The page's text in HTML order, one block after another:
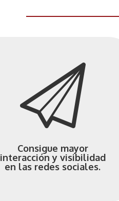
Consigue mayor
interacción y visibilidad
en las redes sociales.